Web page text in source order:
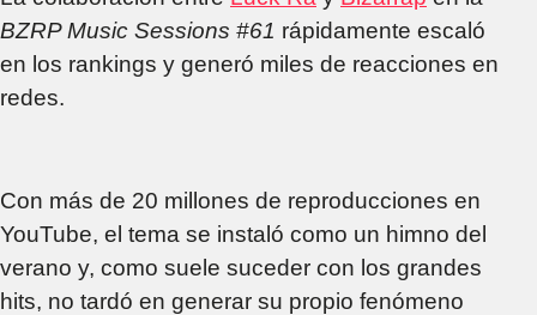
BZRP Music Sessions #61 rápidamente escaló
en los rankings y generó miles de reacciones en
redes.
Con más de 20 millones de reproducciones en
YouTube, el tema se instaló como un himno del
verano y, como suele suceder con los grandes
hits, no tardó en generar su propio fenómeno